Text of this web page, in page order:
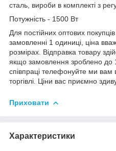
сталь, вироби в комплекті з
Потужність - 1500 Вт
Для постійних оптових
замовленні 1 одиниці, ціна
розмірах. Відправка товару
якщо замовлення зроблено до
співпраці телефонуйте ми вам
торгівлі. Ціни вас приємно
Приховати
Характеристики